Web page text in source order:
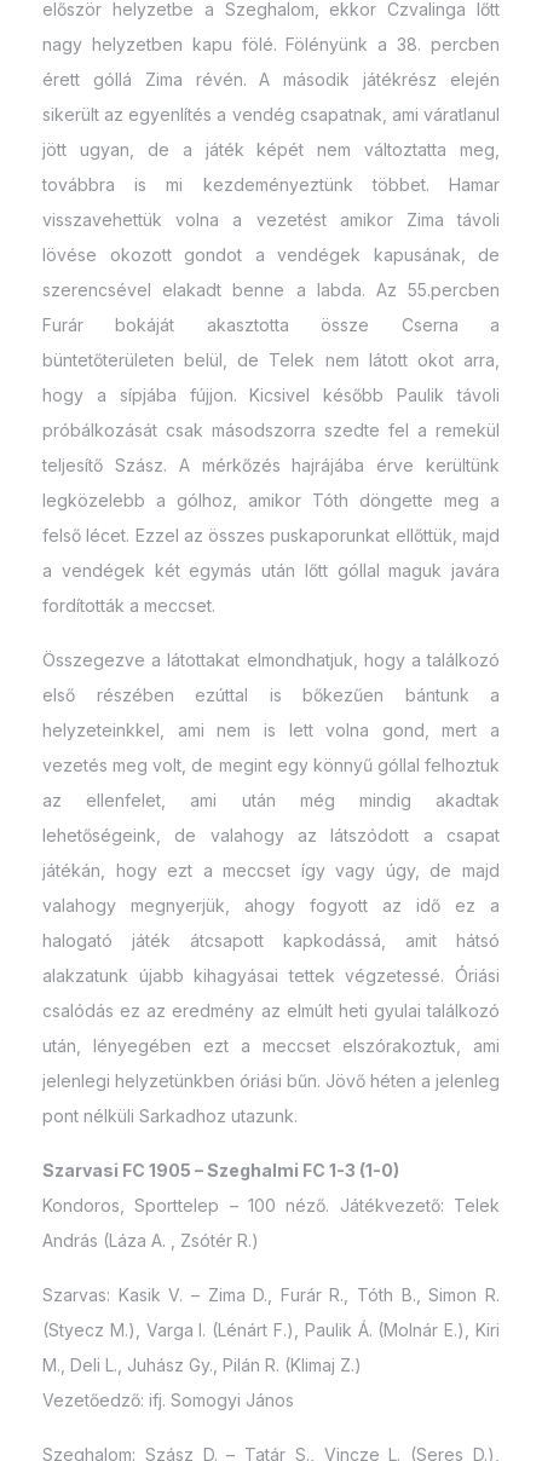
először helyzetbe a Szeghalom, ekkor Czvalinga lőtt
nagy helyzetben kapu fölé. Fölényünk a 38. percben
érett góllá Zima révén. A második játékrész elején
sikerült az egyenlítés a vendég csapatnak, ami váratlanul
jött ugyan, de a játék képét nem változtatta meg,
továbbra is mi kezdeményeztünk többet. Hamar
visszavehettük volna a vezetést amikor Zima távoli
lövése okozott gondot a vendégek kapusának, de
szerencsével elakadt benne a labda. Az 55.percben
Furár bokáját akasztotta össze Cserna a
büntetőterületen belül, de Telek nem látott okot arra,
hogy a sípjába fújjon. Kicsivel később Paulik távoli
próbálkozását csak másodszorra szedte fel a remekül
teljesítő Szász. A mérkőzés hajrájába érve kerültünk
legközelebb a gólhoz, amikor Tóth döngette meg a
felső lécet. Ezzel az összes puskaporunkat ellőttük, majd
a vendégek két egymás után lőtt góllal maguk javára
fordították a meccset.
Összegezve a látottakat elmondhatjuk, hogy a találkozó
első részében ezúttal is bőkezűen bántunk a
helyzeteinkkel, ami nem is lett volna gond, mert a
vezetés meg volt, de megint egy könnyű góllal felhoztuk
az ellenfelet, ami után még mindig akadtak
lehetőségeink, de valahogy az látszódott a csapat
játékán, hogy ezt a meccset így vagy úgy, de majd
valahogy megnyerjük, ahogy fogyott az idő ez a
halogató játék átcsapott kapkodássá, amit hátsó
alakzatunk újabb kihagyásai tettek végzetessé. Óriási
csalódás ez az eredmény az elmúlt heti gyulai találkozó
után, lényegében ezt a meccset elszórakoztuk, ami
jelenlegi helyzetünkben óriási bűn. Jövő héten a jelenleg
pont nélküli Sarkadhoz utazunk.
Szarvasi FC 1905 – Szeghalmi FC 1-3 (1-0)
Kondoros, Sporttelep – 100 néző. Játékvezető: Telek
András (Láza A. , Zsótér R.)
Szarvas: Kasik V. – Zima D., Furár R., Tóth B., Simon R.
(Styecz M.), Varga I. (Lénárt F.), Paulik Á. (Molnár E.), Kiri
M., Deli L., Juhász Gy., Pilán R. (Klimaj Z.)
Vezetőedző: ifj. Somogyi János
Szeghalom: Szász D. – Tatár S., Vincze L. (Seres D.),